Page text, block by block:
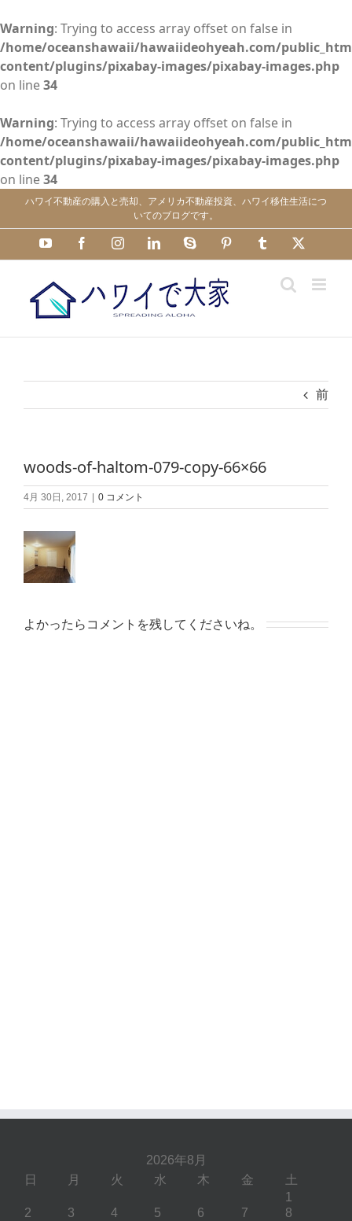
Warning: Trying to access array offset on false in
/home/oceanshawaii/hawaiideohyeah.com/
content/plugins/pixabay-images/pixabay-images.php
on line34
Warning: Trying to access array offset on false in
/home/oceanshawaii/hawaiideohyeah.com/
content/plugins/pixabay-images/pixabay-images.php
on line34
content
ハワイ不動産の購入と売却、アメリカ不動産投資、ハワイ移住生活につ
いてのブログです。
YouTube FacebookInstagramLinkedInSkype Pinterest Tumblr
前
woods-of-haltom-079-copy-66×66
4月 30日, 2017 0 コメント
よかったらコメントを残してくださいね。
2026年8月
日 月 火 水 木 金 土
1
2
3 4 5 6 7
8